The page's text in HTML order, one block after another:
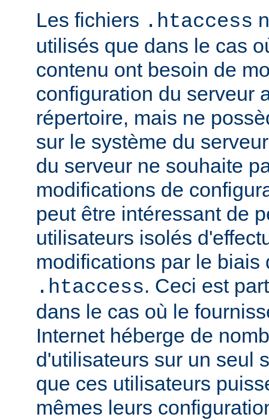
Les fichiers .htaccess
utilisés que dans le cas
contenu ont besoin de
configuration du serveur
répertoire, mais ne
sur le système du
du serveur ne souhaite
modifications de
peut être intéressant de
utilisateurs isolés
modifications par le biais
.htaccess. Ceci est
dans le cas où le
Internet héberge de
d'utilisateurs sur un seul
que ces utilisateurs
mêmes leurs